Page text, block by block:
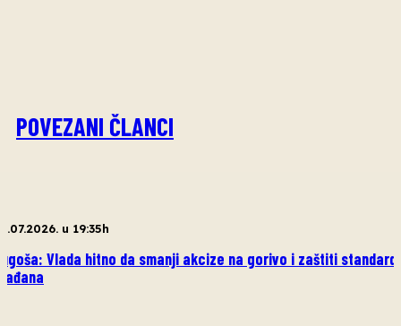
POVEZANI ČLANCI
u 19:35h
Vlada hitno da smanji akcize na gorivo i zaštiti standard